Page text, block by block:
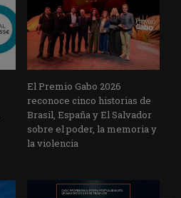
El Premio Gabo 2026
reconoce cinco historias de
Brasil, España y El Salvador
sobre el poder, la memoria y
la violencia